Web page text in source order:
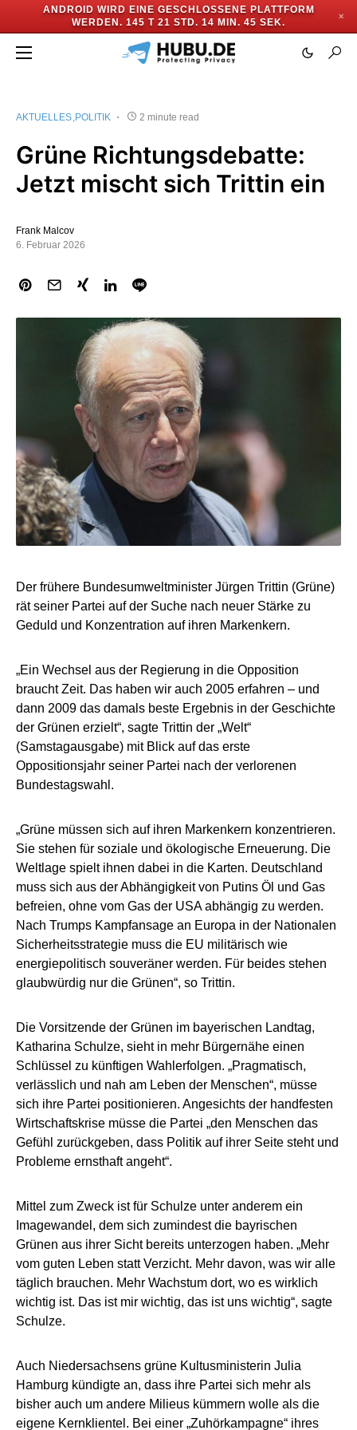
ANDROID WIRD EINE GESCHLOSSENE PLATTFORM
WERDEN. 145 T 21 STD. 14 MIN. 44 SEK.
✕
AKTUELLES POLITIK 2 minute read
Grüne Richtungsdebatte:
Jetzt mischt sich Trittin ein
Frank Malcov
6. Februar 2026
Der frühere Bundesumweltminister Jürgen Trittin (Grüne)
rät seiner Partei auf der Suche nach neuer Stärke zu
Geduld und Konzentration auf ihren Markenkern.
„Ein Wechsel aus der Regierung in die Opposition
braucht Zeit. Das haben wir auch 2005 erfahren – und
dann 2009 das damals beste Ergebnis in der Geschichte
der Grünen erzielt“, sagte Trittin der „Welt“
(Samstagausgabe) mit Blick auf das erste
Oppositionsjahr seiner Partei nach der verlorenen
Bundestagswahl.
„Grüne müssen sich auf ihren Markenkern konzentrieren.
Sie stehen für soziale und ökologische Erneuerung. Die
Weltlage spielt ihnen dabei in die Karten. Deutschland
muss sich aus der Abhängigkeit von Putins Öl und Gas
befreien, ohne vom Gas der USA abhängig zu werden.
Nach Trumps Kampfansage an Europa in der Nationalen
Sicherheitsstrategie muss die EU militärisch wie
energiepolitisch souveräner werden. Für beides stehen
glaubwürdig nur die Grünen“, so Trittin.
Die Vorsitzende der Grünen im bayerischen Landtag,
Katharina Schulze, sieht in mehr Bürgernähe einen
Schlüssel zu künftigen Wahlerfolgen. „Pragmatisch,
verlässlich und nah am Leben der Menschen“, müsse
sich ihre Partei positionieren. Angesichts der handfesten
Wirtschaftskrise müsse die Partei „den Menschen das
Gefühl zurückgeben, dass Politik auf ihrer Seite steht und
Probleme ernsthaft angeht“.
Mittel zum Zweck ist für Schulze unter anderem ein
Imagewandel, dem sich zumindest die bayrischen
Grünen aus ihrer Sicht bereits unterzogen haben. „Mehr
vom guten Leben statt Verzicht. Mehr davon, was wir alle
täglich brauchen. Mehr Wachstum dort, wo es wirklich
wichtig ist. Das ist mir wichtig, das ist uns wichtig“, sagte
Schulze.
Auch Niedersachsens grüne Kultusministerin Julia
Hamburg kündigte an, dass ihre Partei sich mehr als
bisher auch um andere Milieus kümmern wolle als die
eigene Kernklientel. Bei einer „Zuhörkampagne“ ihres